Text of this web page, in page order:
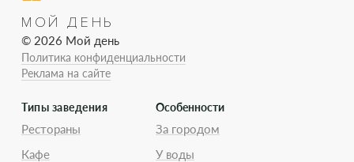
МОЙ ДЕНЬ
© 2026 Мой день
Политика конфиденциальности
Реклама на сайте
Типы заведения
Рестораны
Кафе
Особенности
За городом
У воды